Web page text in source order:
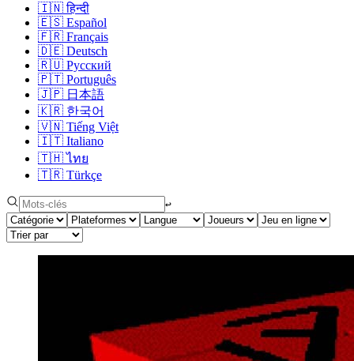
🇮🇳 हिन्दी
🇪🇸 Español
🇫🇷 Français
🇩🇪 Deutsch
🇷🇺 Русский
🇵🇹 Português
🇯🇵 日本語
🇰🇷 한국어
🇻🇳 Tiếng Việt
🇮🇹 Italiano
🇹🇭 ไทย
🇹🇷 Türkçe
↩︎